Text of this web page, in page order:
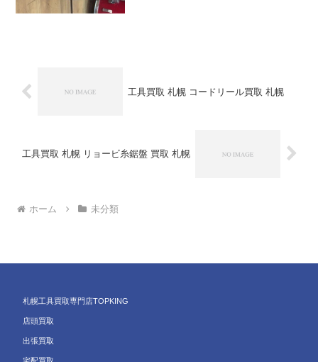
工具買取 札幌 コードリール買取 札幌
工具買取 札幌 リョービ糸鋸盤 買取 札幌
ホーム 未分類
札幌工具買取専門店TOPKING
店頭買取
出張買取